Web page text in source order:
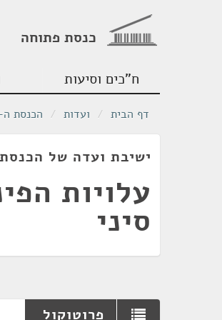
כנסת פתוחה
ח"כים וסיעות
דף הבית / ועדות / הכנסת ה-
ישיבת ועדה של הכנסת ה-9 מתאריך 14/
עלויות
סיני
פרוטוקול